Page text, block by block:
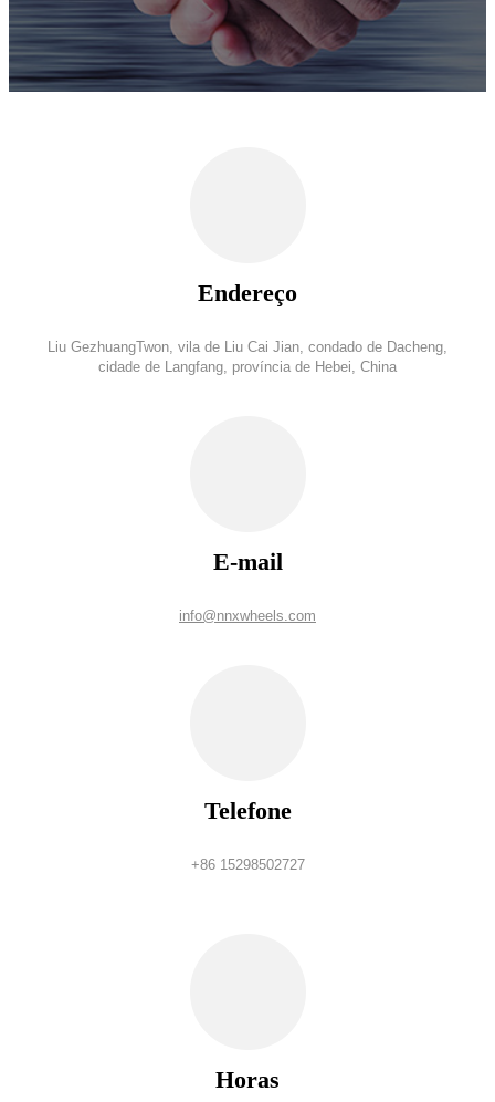
Endereço
Liu GezhuangTwon, vila de Liu Cai Jian, condado de Dacheng,
cidade de Langfang, província de Hebei, China
E-mail
info@nnxwheels.com
Telefone
+86 15298502727
Horas